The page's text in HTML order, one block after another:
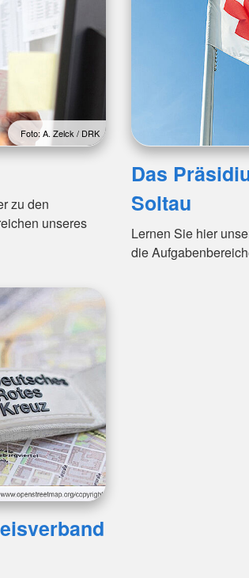
Foto: A. Zelck / DRK
zu den
unseres
Das
Soltau
Lernen Sie hier
die